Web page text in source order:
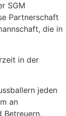
SGM
Partnerschaft
die in
in der
jeden
an
Betreuern,